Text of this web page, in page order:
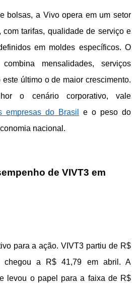
bolsas, a Vivo opera em um setor
com tarifas, qualidade de serviço e
em moldes específicos. O
mensalidades, serviços
último o de maior crescimento.
o cenário corporativo, vale
empresas do Brasil
e o peso do
nacional.
de VIVT3 em
para a ação. VIVT3 partiu de R$
chegou a R$ 41,79 em abril. A
levou o papel para a faixa de R$